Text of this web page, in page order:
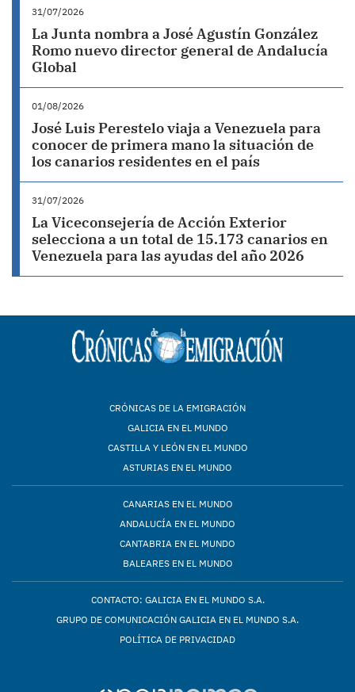
31/07/2026
La Junta nombra a José Agustín González
Romo nuevo director general de Andalucía
Global
01/08/2026
José Luis Perestelo viaja a Venezuela para
conocer de primera mano la situación de
los canarios residentes en el país
31/07/2026
La Viceconsejería de Acción Exterior
selecciona a un total de 15.173 canarios en
Venezuela para las ayudas del año 2026
CRÓNICAS DE LA EMIGRACIÓN
GALICIA EN EL MUNDO
CASTILLA Y LEÓN EN EL MUNDO
ASTURIAS EN EL MUNDO
CANARIAS EN EL MUNDO
ANDALUCÍA EN EL MUNDO
CANTABRIA EN EL MUNDO
BALEARES EN EL MUNDO
CONTACTO: GALICIA EN EL MUNDO S.A.
GRUPO DE COMUNICACIÓN GALICIA EN EL MUNDO S.A.
POLÍTICA DE PRIVACIDAD